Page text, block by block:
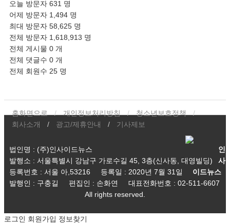
오늘 방문자 631 명
어제 방문자 1,494 명
최대 방문자 58,625 명
전체 방문자 1,618,913 명
전체 게시물 0 개
전체 댓글수 0 개
전체 회원수 25 명
홈화면으로 개인정보처리방침
청소년보호정책
회사소개
광고/제휴안내 기사제보
법인명 : (주)인사이드뉴스
발행소 : 서울특별시 강남구 가로수길 45, 3층(신사동, 대영빌딩)
등록번호 : 서울 아,53216
등록일 : 2020년 7월 31일
발행인 : 구충길
편집인 : 손화연 대표전화번호 : 02-511-6607
인
사
이드뉴스
All rights reserved.
로그인 회원가입 정보찾기